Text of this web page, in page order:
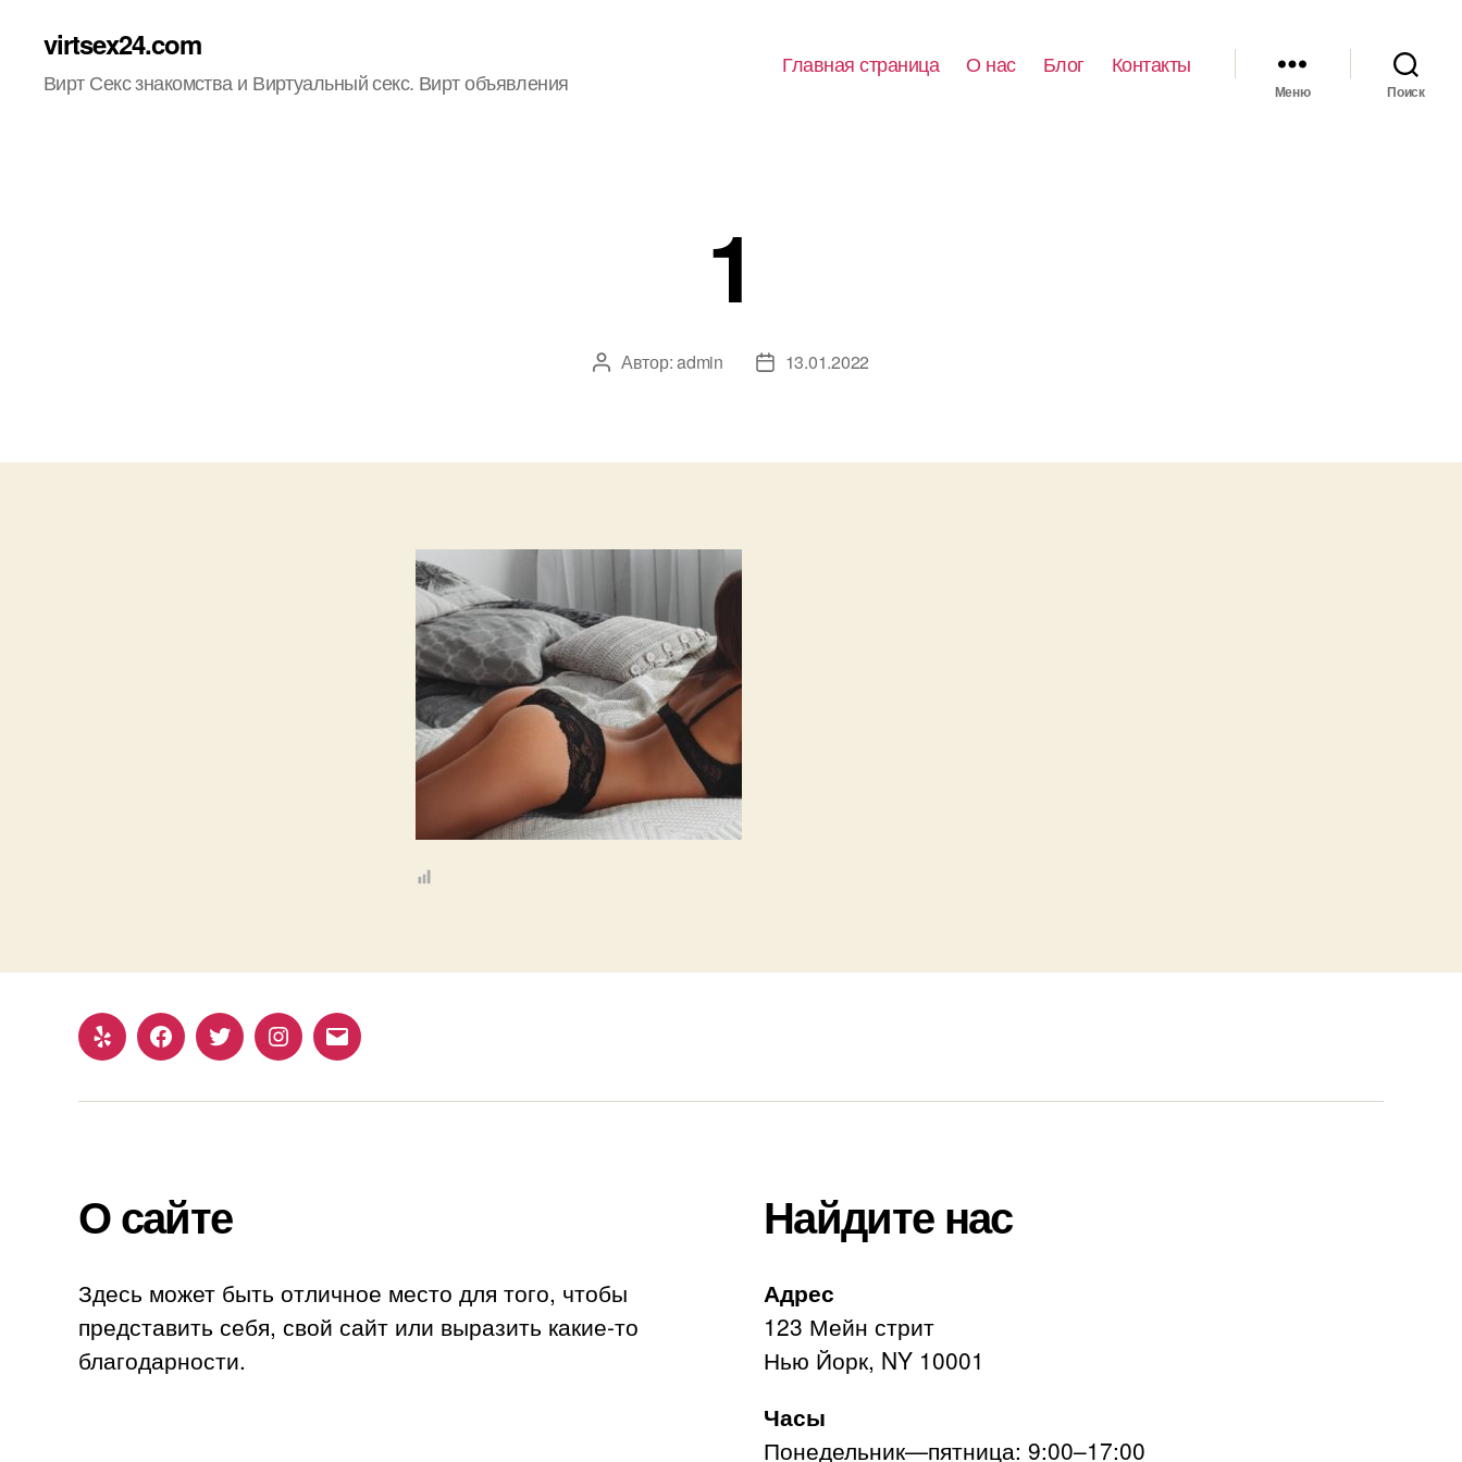
virtsex24.com
Вирт Секс знакомства и Виртуальный секс. Вирт объявления
Главная страница О нас Блог Контакты
Меню Поиск
1
Автор
Автор:admin
Дата13.01.2022
Yelp FacebookTwitterInstagram
Email
О сайте
Здесь может быть отличное место для того, чтобы
представить себя, свой сайт или выразить какие-то
благодарности.
Найдите нас
Адрес
123 Мейн стрит
Нью Йорк, NY 10001
Часы
Понедельник—пятница: 9:00–17:00